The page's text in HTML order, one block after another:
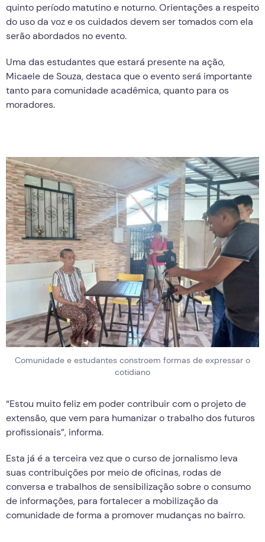
quinto período matutino e noturno. Orientações a respeito
do uso da voz e os cuidados devem ser tomados com ela
serão abordados no evento.
Uma das estudantes que estará presente na ação,
Micaele de Souza, destaca que o evento será importante
tanto para comunidade acadêmica, quanto para os
moradores.
Comunidade e estudantes constroem formas de expressar o
cotidiano
“Estou muito feliz em poder contribuir com o projeto de
extensão, que vem para humanizar o trabalho dos futuros
profissionais”, informa.
Esta já é a terceira vez que o curso de jornalismo leva
suas contribuições por meio de oficinas, rodas de
conversa e trabalhos de sensibilização sobre o consumo
de informações, para fortalecer a mobilização da
comunidade de forma a promover mudanças no bairro.